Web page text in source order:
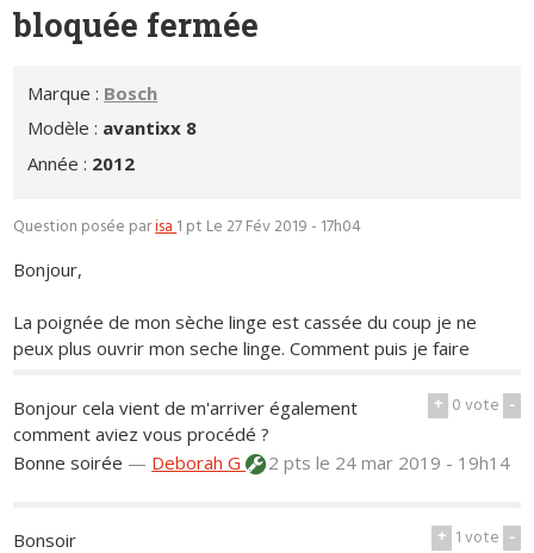
bloquée fermée
Marque : Bosch
Modèle : avantixx 8
Année : 2012
Question posée parisa1 pt Le 27 Fév 2019 - 17h04
Bonjour,
La poignée de mon sèche linge est cassée du coup je ne
peux plus ouvrir mon seche linge. Comment puis je faire
+ 0vote -
Bonjour cela vient de m'arriver également
comment aviez vous procédé ?
Bonne soirée — Deborah G 2 ptsle 24 mar 2019 - 19h14
+ 1vote -
Bonsoir